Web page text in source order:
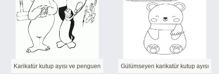
Karikatür kutup ayısı ve penguen Gülümseyen karikatür kutup ayısı